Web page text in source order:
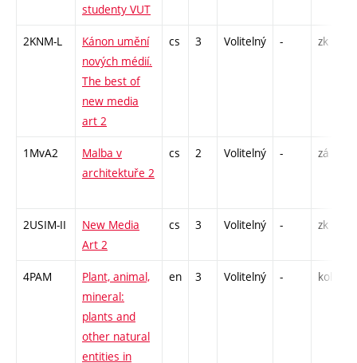
studenty VUT
2KNM-L
Kánon umění
nových médií.
The best of
new media
art 2
cs 3 Volitelný - zk
1MvA2
Malba v
architektuře 2
cs 2 Volitelný - zá
2USIM-II
New Media
Art 2
cs 3 Volitelný - zk
4PAM
Plant, animal,
mineral:
plants and
other natural
entities in
en 3 Volitelný - kol